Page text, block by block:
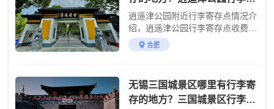
存怎么收费？
逍遥津公园附近行李寄存点情况介
绍，逍遥津公园行李寄存点收费标
准介绍
合肥
无锡三国城景区哪里有行李寄
存的地方？三国城景区行李寄